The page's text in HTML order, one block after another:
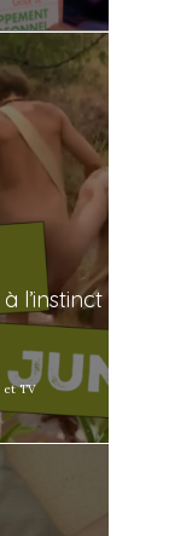
l’instinct
et TV